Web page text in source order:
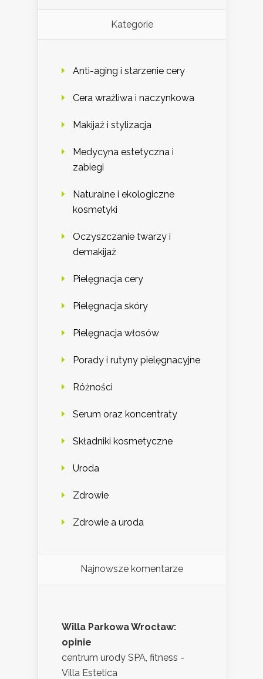
Kategorie
Anti-aging i starzenie cery
Cera wrażliwa i naczynkowa
Makijaż i stylizacja
Medycyna estetyczna i
zabiegi
Naturalne i ekologiczne
kosmetyki
Oczyszczanie twarzy i
demakijaż
Pielęgnacja cery
Pielęgnacja skóry
Pielęgnacja włosów
Porady i rutyny pielęgnacyjne
Różności
Serum oraz koncentraty
Składniki kosmetyczne
Uroda
Zdrowie
Zdrowie a uroda
Najnowsze komentarze
Willa Parkowa Wrocław:
opinie
centrum urody SPA, fitness -
Villa Estetica